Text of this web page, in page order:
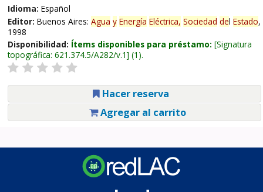
Idioma: Español
Editor: Buenos Aires: Agua y Energía Eléctrica, Sociedad del Estado,
1998
Disponibilidad: Ítems disponibles para préstamo: Signatura
topográfica: 621.374.5/A282/v.1 (1).
Hacer reserva
Agregar al carrito